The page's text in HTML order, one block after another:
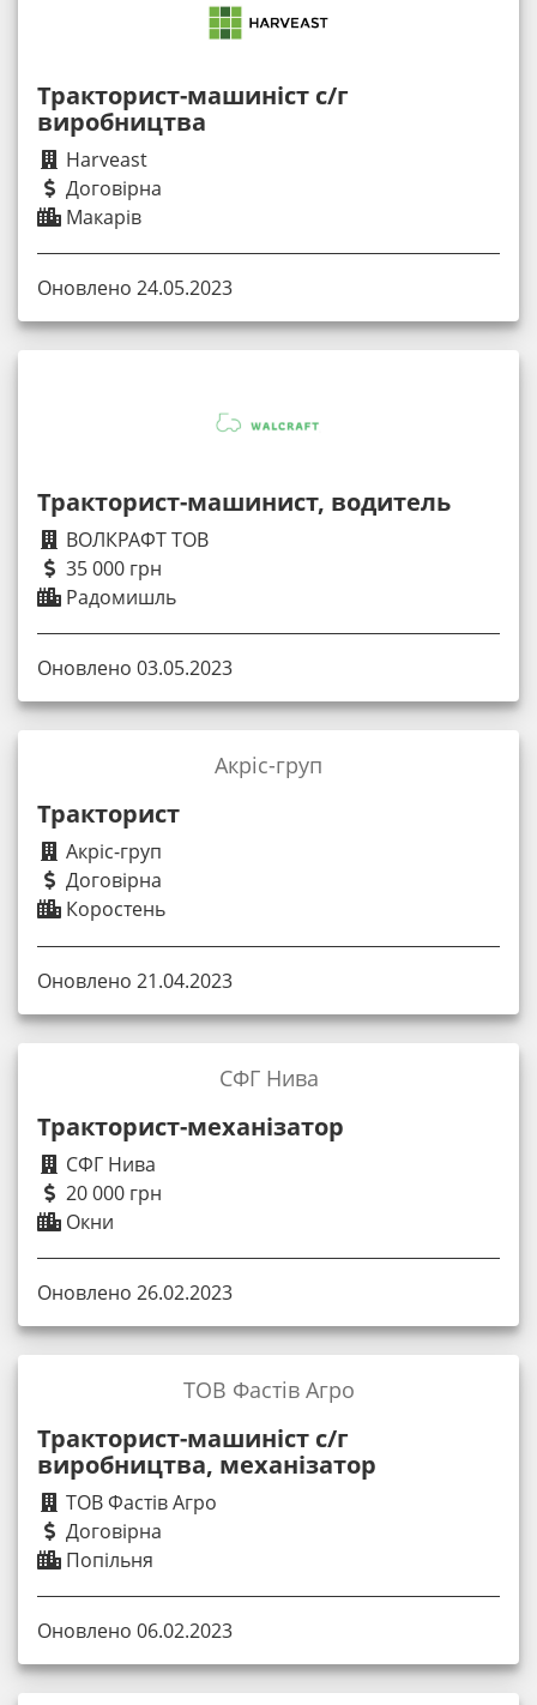
Тракторист-машиніст с/г
виробництва
Harveast
Договірна
Макарів
Оновлено 24.05.2023
Тракторист-машинист, водитель
ВОЛКРАФТ ТОВ
35 000 грн
Радомишль
Оновлено 03.05.2023
Тракторист
Акріс-груп
Договірна
Коростень
Акріс-груп
Оновлено 21.04.2023
Тракторист-механізатор
СФГ Нива
20 000 грн
Окни
СФГ Нива
Оновлено 26.02.2023
Тракторист-машиніст с/г
виробництва, механізатор
ТОВ Фастів Агро
Договірна
Попільня
ТОВ Фастів Агро
Оновлено 06.02.2023